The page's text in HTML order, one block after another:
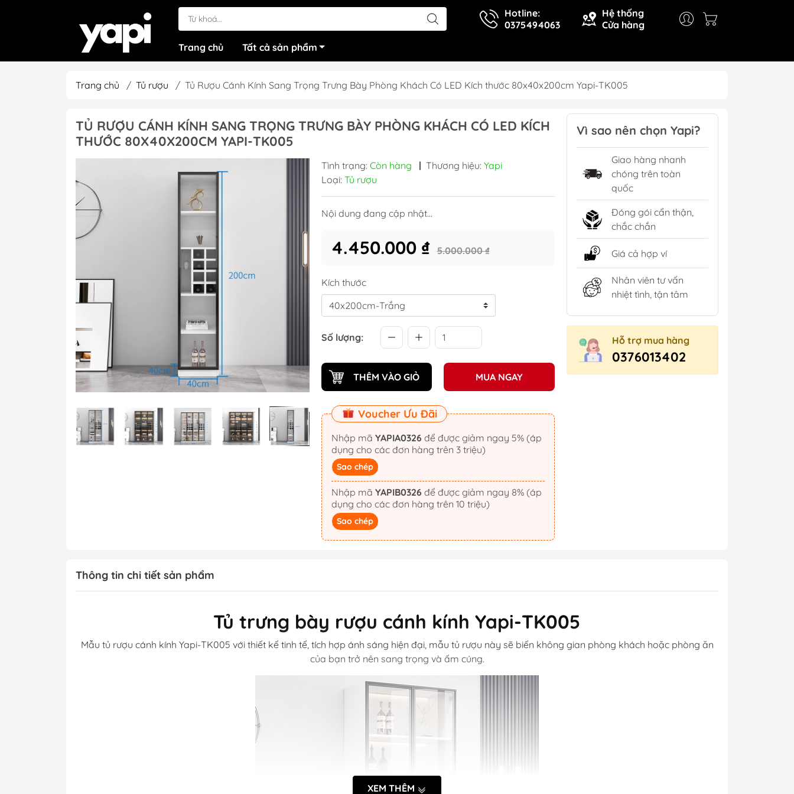
Hotline:
0375494063
Hệ thống
Cửa hàng
Trang chủ
Tất cả sản phẩm
Trang chủ / Tủ rượu / Tủ Rượu Cánh Kính Sang Trọng Trưng Bày Phòng Khách Có LED Kích thước 80x40x200cm Yapi-TK005
TỦ RƯỢU CÁNH KÍNH SANG TRỌNG TRƯNG BÀY PHÒNG KHÁCH CÓ LED KÍCH
THƯỚC 80X40X200CM YAPI-TK005
Tình trạng: Còn hàng | Thương hiệu: Yapi
Loại: Tủ rượu
Nội dung đang cập nhật...
4.450.000 ₫ 5.000.000 ₫
Kích thước
Số lượng:
THÊM VÀO GIỎ MUA NGAY
Voucher Ưu Đãi
Nhập mã YAPIA0326
dụng cho các đơn hàng trên 3 triệu)
Sao chép
Nhập mã YAPIB0326
dụng cho các đơn hàng trên 10 triệu)
Sao chép
Vì sao nên chọn Yapi?
Giao hàng nhanh
chóng trên toàn
quốc
Đóng gói cẩn thận,
chắc chắn
Giá cả hợp ví
Nhân viên tư vấn
nhiệt tình, tận tâm
Hỗ trợ mua hàng
0376013402
Thông tin chi tiết sản phẩm
Tủ trưng bày rượu cánh kính Yapi-TK005
Mẫu tủ rượu cánh kính Yapi-TK005 với thiết kế tinh tế, tích hợp ánh sáng hiện đại, mẫu tủ rượu này sẽ biến không gian phòng khách hoặc phòng ăn
của bạn trở nên sang trọng và ấm cúng.
XEM THÊM